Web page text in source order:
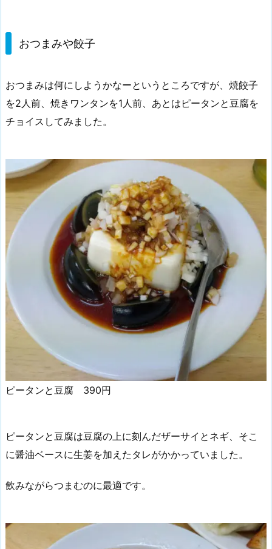
おつまみや餃子
おつまみは何にしようかなーというところですが、焼餃子
を2人前、焼きワンタンを1人前、あとはピータンと豆腐を
チョイスしてみました。
ピータンと豆腐 390円
ピータンと豆腐は豆腐の上に刻んだザーサイとネギ、そこ
に醤油ベースに生姜を加えたタレがかかっていました。
飲みながらつまむのに最適です。